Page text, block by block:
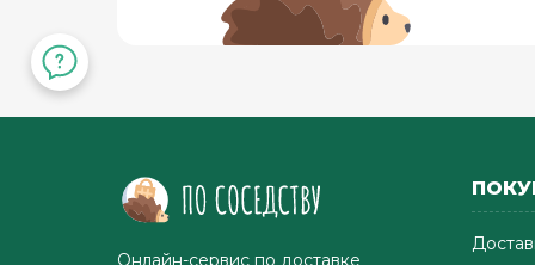
Онлайн-сервис по доставке